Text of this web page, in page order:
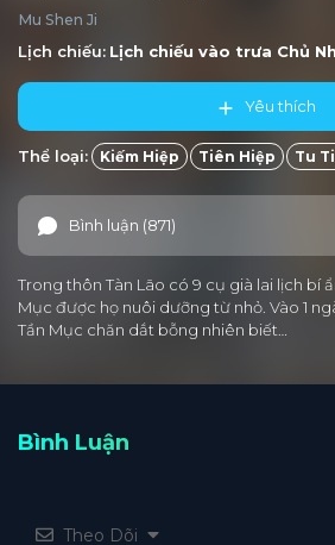
Tập 4
Mu Shen Ji
Lịch chiếu: Lịch chiếu vào trưa Chủ
Yêu thích
Thể loại: Kiếm Hiệp Tiên Hiệp Tu
Bình luận (871)
Trong thôn Tàn Lão có 9 cụ già lai lịch bí
Mục được họ nuôi dưỡng từ nhỏ. Vào 1
Tần Mục chăn dắt bỗng nhiên biết…
Bình Luận
Theo Dõi